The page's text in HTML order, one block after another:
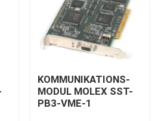
KOMMUNIKATIONS-
MODUL MOLEX SST-
PB3-VME-1